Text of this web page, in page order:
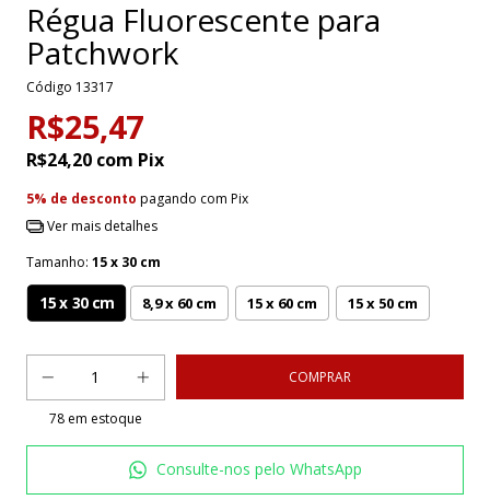
Régua Fluorescente para
Patchwork
Código 13317
R$25,47
R$24,20 com Pix
5% de desconto pagando com Pix
Ver mais detalhes
Tamanho: 15 x 30 cm
15 x 30 cm 8,9 x 60 cm 15 x 60 cm 15 x 50 cm
78em estoque
Consulte-nos pelo WhatsApp